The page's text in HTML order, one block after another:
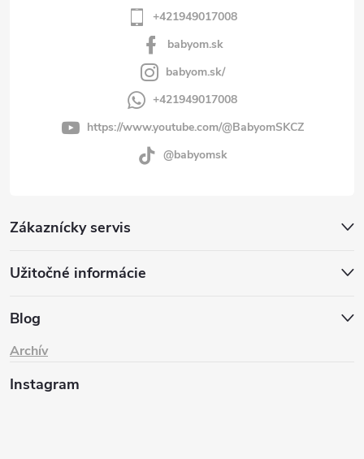
Zákaznícky servis
Užitočné informácie
Blog
Archív
+421949017008
babyom.sk
babyom.sk/
+421949017008
https://www.youtube.com/@BabyomSKCZ
@babyomsk
Instagram